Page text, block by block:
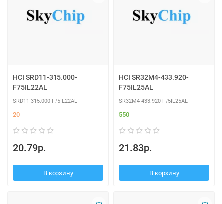
HCI SRD11-315.000-
F75IL22AL
SRD11-315.000-F75IL22AL
20
20.79р.
В корзину
HCI SR32M4-433.920-
F75IL25AL
SR32M4-433.920-F75IL25AL
550
21.83р.
В корзину